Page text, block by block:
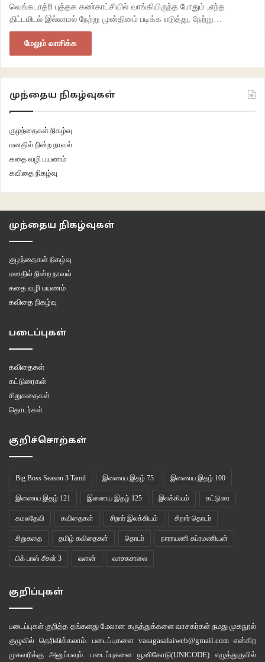
வெங்கடாத்ரி புத்தக கண்காட்சியில் வாங்கியிருந்த போதும் ,எந்த
திட்டமிடல் இல்லாமல் நேற்று முன்தினம் படிக்க எடுத்து, நேற்று…
மேலும் வாசிக்க
முந்தைய நிகழ்வுகள்
குழந்தைகள் நிகழ்வு
மனதில் நின்ற நாவல்
கதை வழி பயணம்
கவிதை நிகழ்வு
முந்தைய நிகழ்வுகள்
குழந்தைகள் நிகழ்வு
மனதில் நின்ற நாவல்
கதை வழி பயணம்
கவிதை நிகழ்வு
படைப்புகள்
கவிதைகள்
கட்டுரைகள்
சிறுகதைகள்
தொடர்கள்
குறிச்சொற்கள்
Big Boss Season 3 Tamil இணைய இதழ் 75 இணைய இதழ் 100
இணைய இதழ் 121 இணைய இதழ் 125 இலக்கியம் கட்டுரை
கமலதேவி கவிதைகள் சிறார் இலக்கியம் சிறார் தொடர்
சிறுகதை தமிழ் கவிதைகள் தொடர் நாராயணி சுப்ரமணியன்
பிக் பாஸ் சீசன் 3 வளன் வாசகசாலை
குறிப்புகள்
படைப்புகள் குறித்த தங்களது மேலான கருத்துக்களை வாசகர்கள் நமது முகநூல்
குழுவில் தெரிவிக்கலாம். படைப்புகளை vasagasalaiweb@gmail.com என்கிற
முகவரிக்கு அனுப்பவும். படைப்புகளை யூனிகோடு(UNICODE)எழுத்துருவில்